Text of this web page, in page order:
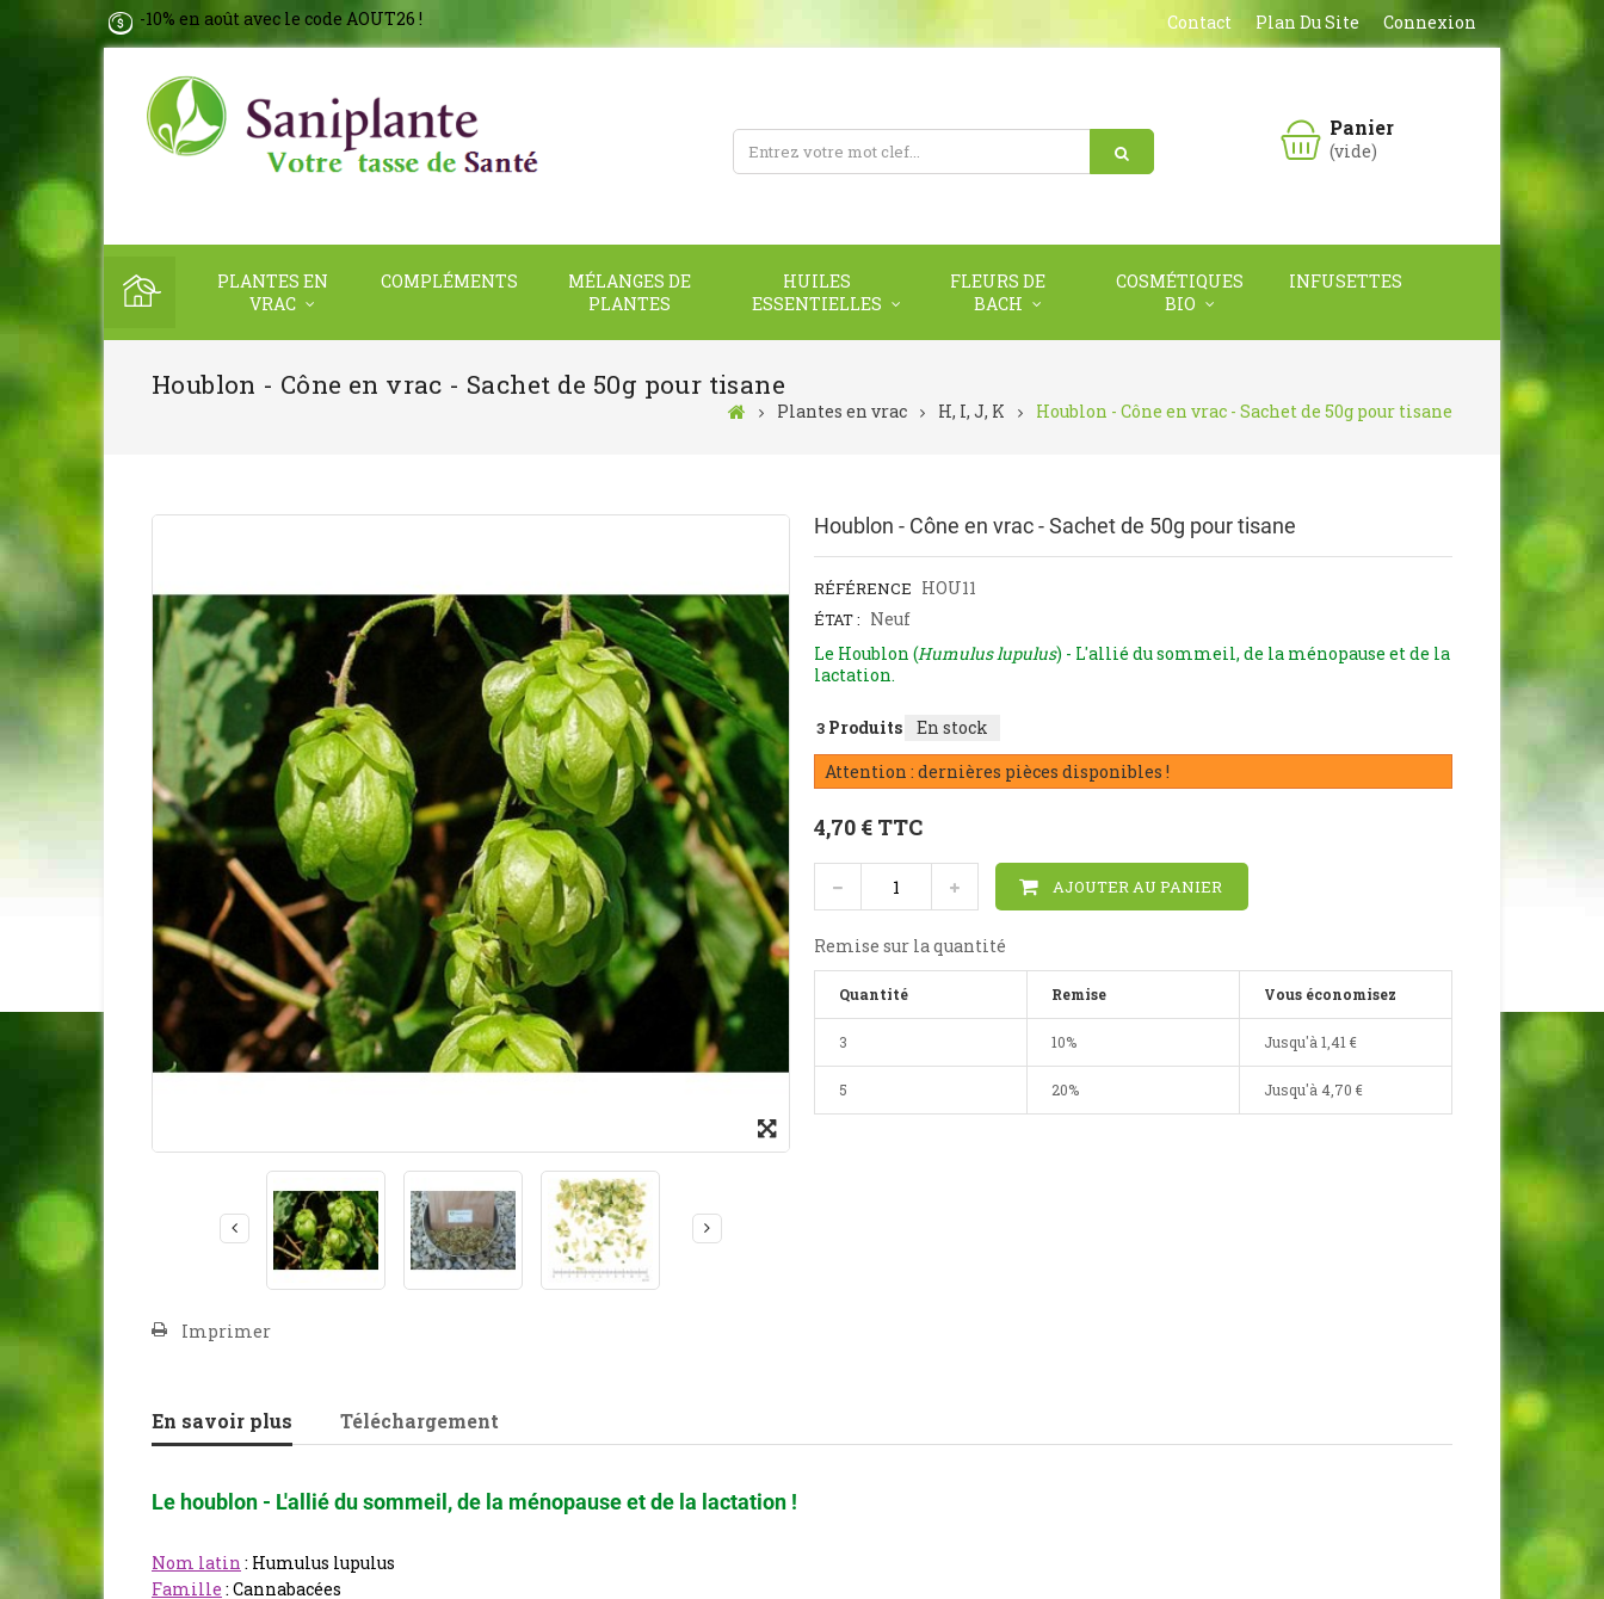
Connexion
Contact Plan Du Site
-10% en août avec le code AOUT26 !
Panier
(vide)
PLANTES EN
VRAC
COMPLÉMENTS
MÉLANGES DE
PLANTES
HUILES
ESSENTIELLES
FLEURS DE
BACH
COSMÉTIQUES
BIO
INFUSETTES
Houblon - Cône en vrac - Sachet de 50g pour tisane
Plantes en vrac H, I, J, K Houblon - Cône en vrac - Sachet de 50g pour tisane
Imprimer
Houblon - Cône en vrac - Sachet de 50g pour tisane
RÉFÉRENCE HOU11
ÉTAT : Neuf
Le Houblon (Humulus lupulus) - L'allié du sommeil, de la ménopause et de la
lactation.
3 Produits
En stock
Attention : dernières pièces disponibles !
4,70 € TTC
AJOUTER AU PANIER
Remise sur la quantité
Quantité Remise Vous économisez
3 10% Jusqu'à 1,41 €
5 20% Jusqu'à 4,70 €
En savoir plus Téléchargement
Le houblon - L'allié du sommeil, de la ménopause et de la lactation !
Nom latin : Humulus lupulus
Famille : Cannabacées